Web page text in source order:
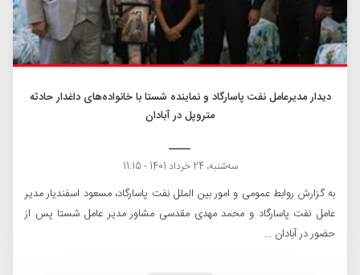
دیدار مدیرعامل نفت پاسارگاد و نماینده شستا با خانواده‌های داغدار حادثه
متروپل در آبادان
ﺳﻪشنبه، 24 خرداد 1401 - 11:15
به گزارش روابط عمومی و امور بین الملل نفت پاسارگاد، مسعود اسفندیار مدیر
عامل نفت پاسارگاد و محمد مهدی مقدسی مشاور مدیر عامل شستا پس از
حضور در آبادان ...